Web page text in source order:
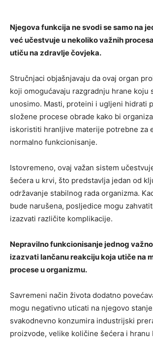
Njegova funkcija ne svodi se samo na
već učestvuje u nekoliko važnih
utiču na zdravlje čovjeka.
Stručnjaci objašnjavaju da ovaj organ
koji omogućavaju razgradnju hrane koju
unosimo. Masti, proteini i ugljeni hidrati
složene procese obrade kako bi
iskoristiti hranljive materije potrebne za
normalno funkcionisanje.
Istovremeno, ovaj važan sistem
šećera u krvi, što predstavlja jedan od
održavanje stabilnog rada organizma.
bude narušena, posljedice mogu
izazvati različite komplikacije.
Nepravilno funkcionisanje jednog
izazvati lančanu reakciju koja utiče na
procese u organizmu.
Savremeni način života dodatno
mogu negativno uticati na njegovo
svakodnevno konzumira industrijski
proizvode, velike količine šećera i hranu